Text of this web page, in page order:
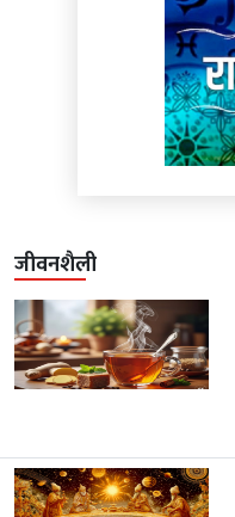
जीवनशैली